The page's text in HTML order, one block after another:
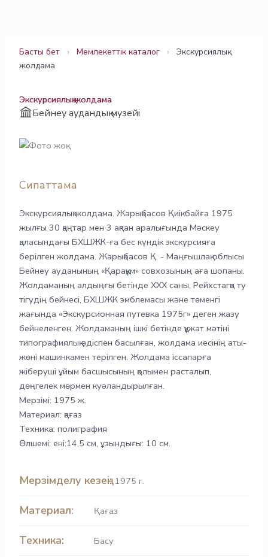
Басты бет › Мемлекеттік каталог ›
Экскурсиялық
жолдама
Экскурсиялық жолдама
Бейнеу аудандық музейі
Сипаттама
Экскурсиялық жолдама. Жарықбасов Қиікбайға 1975
жылғы 30 қаңтар мен 3 ақпан аралығында Мәскеу
қаласындағы БХШЖК-ға бес күндік экскурсияға
берілген жолдама. Жарықбасов Қ. - Маңғышлақ облысы
Бейнеу ауданының «Қарақұм» совхозының аға шопаны.
Жолдаманың алдыңғы бетінде ХХХ саны, Рейхстагқа ту
тігудің бейнесі, БХШЖК эмблемасы және төменгі
жағында «Экскурсионная путевка 1975г» деген жазу
бейнеленген. Жолдаманың ішкі бетінде құжат мәтіні
типографиялық әдіспен басылған, жолдама иесінің аты-
жөні машинкамен терілген. Жолдама іссапарға
жіберуші ұйым басшысының қолымен расталып,
дөңгелек мөрмен куәландырылған.
Мерзімі: 1975 ж.
Материал: қағаз
Техника: полиграфия
Өлшемі: ені:14,5 см, ұзындығы: 10 см.
Мерзімделу кезеңі: 1975 г.
Материал: Қағаз
Техника: Басу